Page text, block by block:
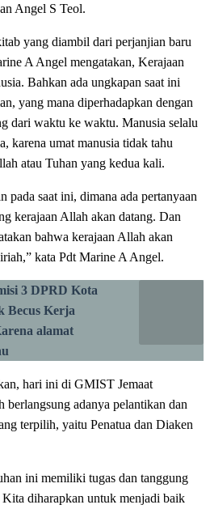
Angel S Teol.
yang diambil dari perjanjian baru
A Angel mengatakan, Kerajaan
Bahkan ada ungkapan saat ini
yang mana diperhadapkan dengan
dari waktu ke waktu. Manusia selalu
karena umat manusia tidak tahu
atau Tuhan yang kedua kali.
pada saat ini, dimana ada pertanyaan
kerajaan Allah akan datang. Dan
bahwa kerajaan Allah akan
kata Pdt Marine A Angel.
3 DPRD Kota
Becus Kerja
alamat
hari ini di GMIST Jemaat
adanya pelantikan dan
terpilih, yaitu Penatua dan Diaken
ini memiliki tugas dan tanggung
diharapkan untuk menjadi baik